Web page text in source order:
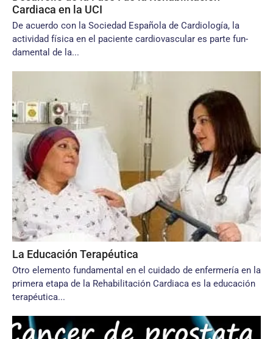
Cardiaca en la UCI
De acuerdo con la Sociedad Españo­la de Cardiología, la
actividad física en el paciente cardiovascular es parte fun­
damental de la...
La Educación Terapéutica
Otro elemento fundamental en el cui­dado de enfermería en la
primera eta­pa de la Rehabilitación Cardiaca es la educación
terapéutica...